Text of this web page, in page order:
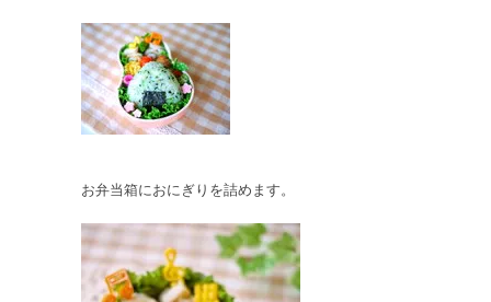
お弁当箱におにぎりを詰めます。